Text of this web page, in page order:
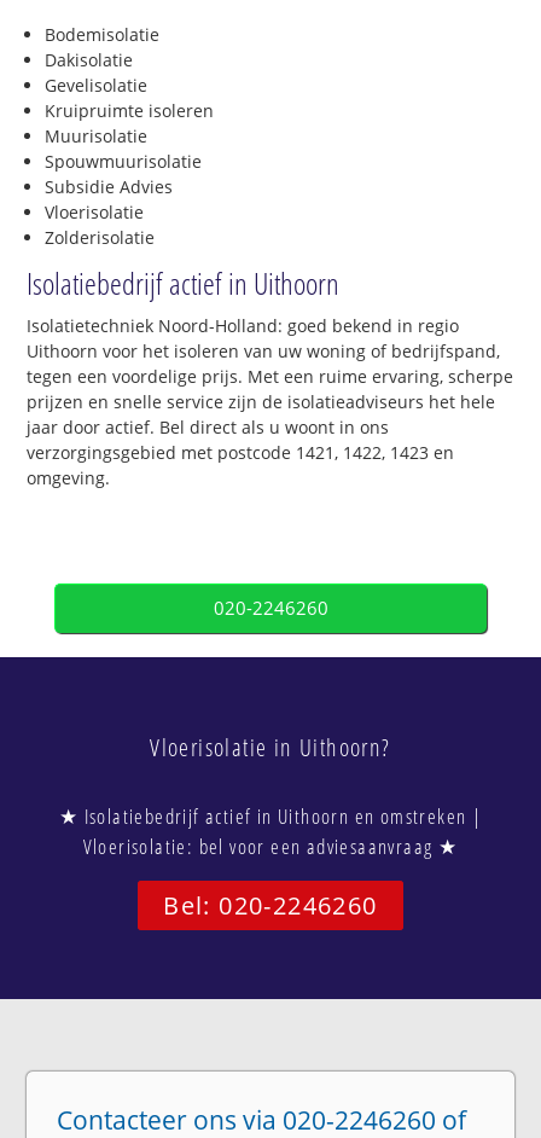
Bodemisolatie
Dakisolatie
Gevelisolatie
Kruipruimte isoleren
Muurisolatie
Spouwmuurisolatie
Subsidie Advies
Vloerisolatie
Zolderisolatie
Isolatiebedrijf actief in Uithoorn
Isolatietechniek Noord-Holland: goed bekend in regio
Uithoorn voor het isoleren van uw woning of bedrijfspand,
tegen een voordelige prijs. Met een ruime ervaring, scherpe
prijzen en snelle service zijn de isolatieadviseurs het hele
jaar door actief. Bel direct als u woont in ons
verzorgingsgebied met postcode 1421, 1422, 1423 en
omgeving.
020-2246260
Vloerisolatie in Uithoorn?
★ Isolatiebedrijf actief in Uithoorn en omstreken |
Vloerisolatie: bel voor een adviesaanvraag ★
Bel: 020-2246260
Contacteer ons via 020-2246260 of